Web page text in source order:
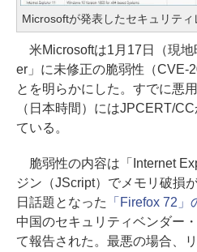
Microsoftが発表したセキュリティ
米Microsoftは1月17日（現地
er」に未修正の脆弱性（CVE-
とを明らかにした。すでに悪
（日本時間）にはJPCERT/
ている。
脆弱性の内容は「Internet
ジン（JScript）でメモリ破損
日話題となった
「Firefox 72
中国のセキュリティベンダー
て報告された。最悪の場合、